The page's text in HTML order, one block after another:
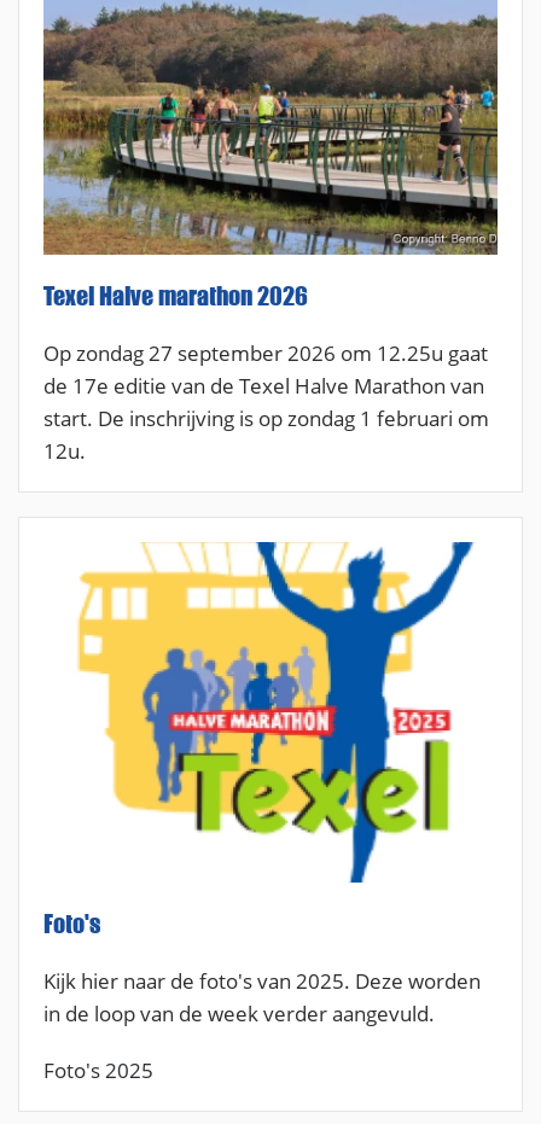
Texel Halve marathon 2026
Op zondag 27 september 2026 om 12.25u gaat
de 17e editie van de Texel Halve Marathon van
start. De inschrijving is op zondag 1 februari om
12u.
Foto's
Kijk hier naar de foto's van 2025. Deze worden
in de loop van de week verder aangevuld.
Foto's 2025